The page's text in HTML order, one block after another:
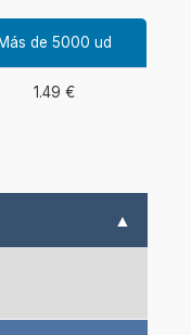
Más de 5000 ud
1.49 €
▲